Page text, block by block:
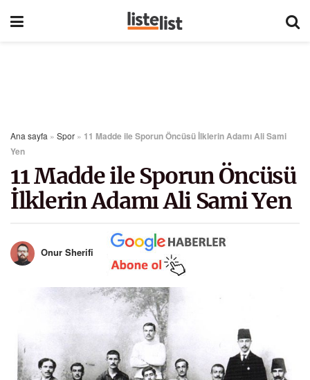
Ana sayfa » Spor » 11 Madde ile Sporun Öncüsü İlklerin Adamı Ali Sami
Yen
11 Madde ile Sporun Öncüsü
İlklerin Adamı Ali Sami Yen
Onur Sherifi